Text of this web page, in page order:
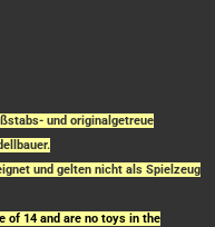
und originalgetreue
und gelten nicht als Spielzeug
of 14 and are no toys in the